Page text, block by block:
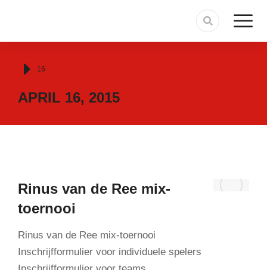
Je bent hier:
16
APRIL 16, 2015
Rinus van de Ree mix-
toernooi
Rinus van de Ree mix-toernooi
Inschrijfformulier voor individuele spelers